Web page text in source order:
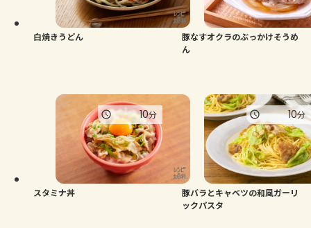
白焼きうどん
豚なすオクラのぶっかけそうめ
ん
スタミナ丼
10分
豚バラとキャベツの和風ガーリ
ックパスタ
10分